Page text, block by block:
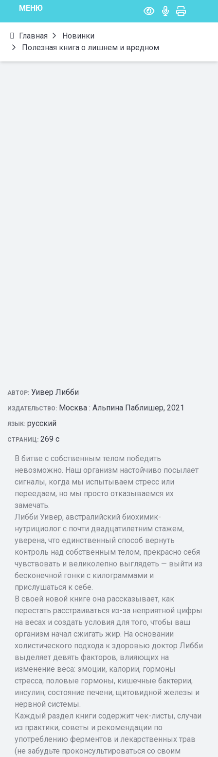
МЕНЮ
Главная
Новинки
Полезная книга о лишнем и вредном
АВТОР: Уивер Либби
ИЗДАТЕЛЬСТВО: Москва : Альпина Паблишер, 2021
ЯЗЫК: русский
СТРАНИЦ: 269 с
В битве с собственным телом победить
невозможно. Наш организм настойчиво посылает
сигналы, когда мы испытываем стресс или
переедаем, но мы просто отказываемся их
замечать.
Либби Уивер, австралийский биохимик-
нутрициолог с почти двадцатилетним стажем,
уверена, что единственный способ вернуть
контроль над собственным телом, прекрасно себя
чувствовать и великолепно выглядеть — выйти из
бесконечной гонки с килограммами и
прислушаться к себе.
В своей новой книге она рассказывает, как
перестать расстраиваться из-за неприятной цифры
на весах и создать условия для того, чтобы ваш
организм начал сжигать жир. На основании
холистического подхода к здоровью доктор Либби
выделяет девять факторов, влияющих на
изменение веса: эмоции, калории, гормоны
стресса, половые гормоны, кишечные бактерии,
инсулин, состояние печени, щитовидной железы и
нервной системы.
Каждый раздел книги содержит чек-листы, случаи
из практики, советы и рекомендации по
употреблению ферментов и лекарственных трав
(не забудьте проконсультироваться со своим